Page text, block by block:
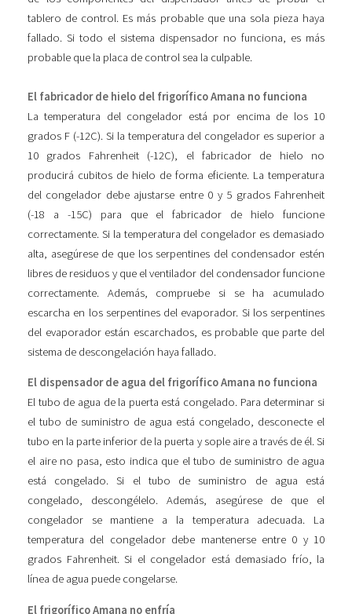
tablero de control. Es más probable que una sola pieza haya
fallado. Si todo el sistema dispensador no funciona, es más
probable que la placa de control sea la culpable.
El fabricador de hielo del frigorífico Amana no funciona
La temperatura del congelador está por encima de los 10
grados F (-12C). Si la temperatura del congelador es superior a
10 grados Fahrenheit (-12C), el fabricador de hielo no
producirá cubitos de hielo de forma eficiente. La temperatura
del congelador debe ajustarse entre 0 y 5 grados Fahrenheit
(-18 a -15C) para que el fabricador de hielo funcione
correctamente. Si la temperatura del congelador es demasiado
alta, asegúrese de que los serpentines del condensador estén
libres de residuos y que el ventilador del condensador funcione
correctamente. Además, compruebe si se ha acumulado
escarcha en los serpentines del evaporador. Si los serpentines
del evaporador están escarchados, es probable que parte del
sistema de descongelación haya fallado.
El dispensador de agua del frigorífico Amana no funciona
El tubo de agua de la puerta está congelado. Para determinar si
el tubo de suministro de agua está congelado, desconecte el
tubo en la parte inferior de la puerta y sople aire a través de él. Si
el aire no pasa, esto indica que el tubo de suministro de agua
está congelado. Si el tubo de suministro de agua está
congelado, descongélelo. Además, asegúrese de que el
congelador se mantiene a la temperatura adecuada. La
temperatura del congelador debe mantenerse entre 0 y 10
grados Fahrenheit. Si el congelador está demasiado frío, la
línea de agua puede congelarse.
El frigorífico Amana no enfría